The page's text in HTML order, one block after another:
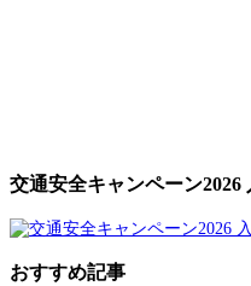
交通安全キャンペーン2026
おすすめ記事